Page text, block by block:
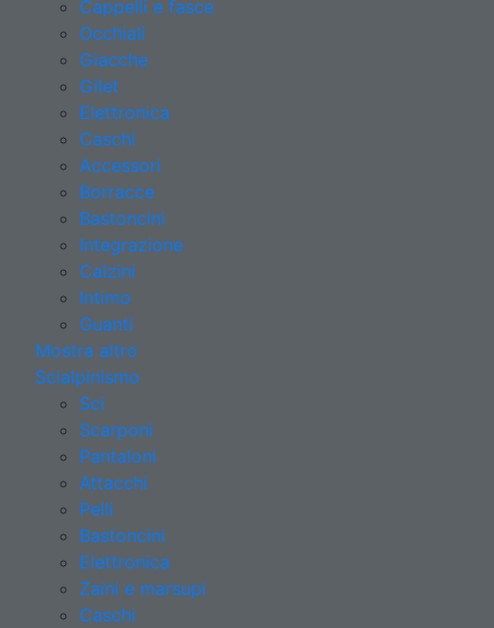
Cappelli e fasce
Occhiali
Giacche
Gilet
Elettronica
Caschi
Accessori
Borracce
Bastoncini
Integrazione
Calzini
Intimo
Guanti
Mostra altro
Scialpinismo
Sci
Scarponi
Pantaloni
Attacchi
Pelli
Bastoncini
Elettronica
Zaini e marsupi
Caschi